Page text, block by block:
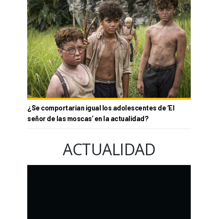
¿Se comportarían igual los adolescentes de ‘El
señor de las moscas’ en la actualidad?
ACTUALIDAD